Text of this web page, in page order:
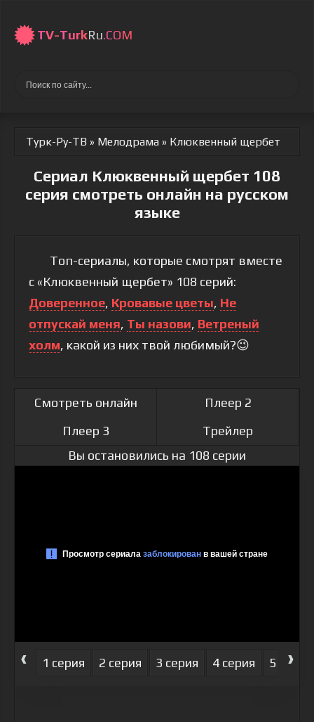
TV-TurkRu.COM
Турк-Ру-ТВ » Мелодрама » Клюквенный щербет
Сериал Клюквенный щербет 108
серия смотреть онлайн на русском
языке
Топ-сериалы, которые смотрят вместе
с «Клюквенный щербет» 108 серий:
Доверенное, Кровавые цветы, Не
отпускай меня, Ты назови, Ветреный
холм, какой из них твой любимый?😉
Смотреть онлайн
Плеер 2
Плеер 3
Трейлер
Вы остановились на 108 серии
‹ 1 серия 2 серия 3 серия 4 серия 5 серия
›